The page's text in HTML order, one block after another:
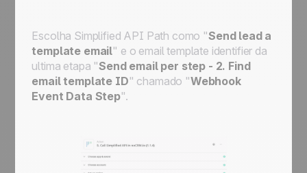
Escolha Simplified API Path como "Send lead a
template email" e o email template identifier da
ultima etapa "Send email per step - 2. Find
email template ID" chamado "Webhook
Event Data Step".